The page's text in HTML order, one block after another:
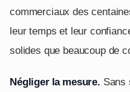
commerciaux des
leur temps et leur
solides que beaucoup de
Négliger la mesure. Sans